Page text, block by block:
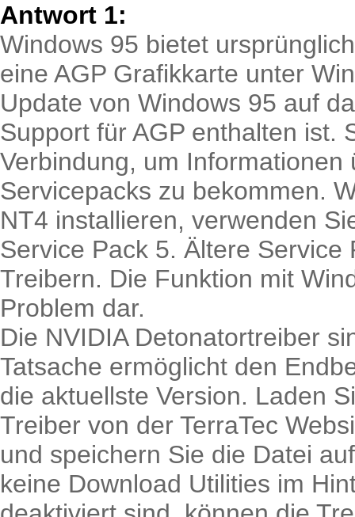
Antwort 1:
Windows 95 bietet
eine AGP Grafikkarte unter
Update von Windows 95 auf
Support für AGP enthalten ist.
Verbindung, um
Servicepacks zu bekommen.
NT4 installieren, verwenden
Service Pack 5. Ältere
Treibern. Die Funktion mit
Problem dar.
Die NVIDIA Detonatortreiber
Tatsache ermöglicht den
die aktuellste Version. Laden
Treiber von der TerraTec
und speichern Sie die Datei
keine Download Utilities im